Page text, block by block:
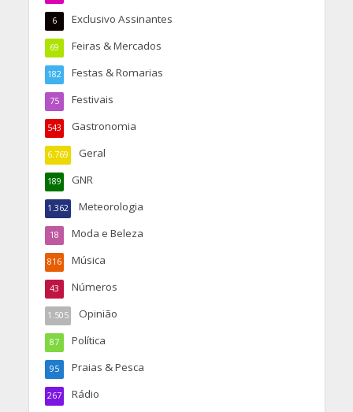
Exclusivo Assinantes
6
Feiras & Mercados
69
Festas & Romarias
182
Festivais
75
Gastronomia
543
Geral
6.769
GNR
189
Meteorologia
1.362
Moda e Beleza
18
Música
816
Números
43
Opinião
1.505
Política
87
Praias & Pesca
95
Rádio
267